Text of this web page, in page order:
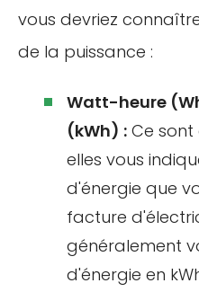
vous devriez
de la puissance :
Watt-heure
(kWh) : Ce sont
elles vous
d'énergie que
facture
généralement
d'énergie en